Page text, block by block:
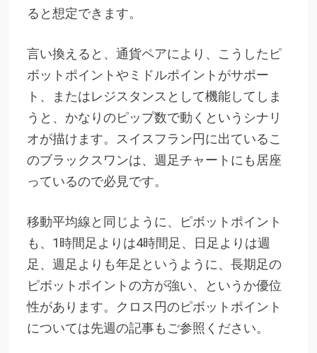
ると想定できます。
言い換えると、通貨ペアにより、こうしたピ
ボットポイントやミドルポイントがサポー
ト、またはレジスタンスとして機能してしま
うと、かなりのピップ数で動くというシナリ
オが描けます。スイスフラン円に出ているこ
のブラックスワンは、週足チャートにも居座
っているので必見です。
移動平均線と同じように、ピボットポイント
も、1時間足よりは4時間足、日足よりは週
足、週足よりも年足というように、長期足の
ピボットポイントの方が強い、というか優位
性があります。クロス円のピボットポイント
については先週の記事もご参照ください。